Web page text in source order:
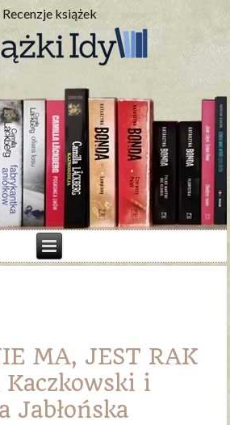
Recenzje książek
MA, JEST RAK
Kaczkowski i
Jabłońska